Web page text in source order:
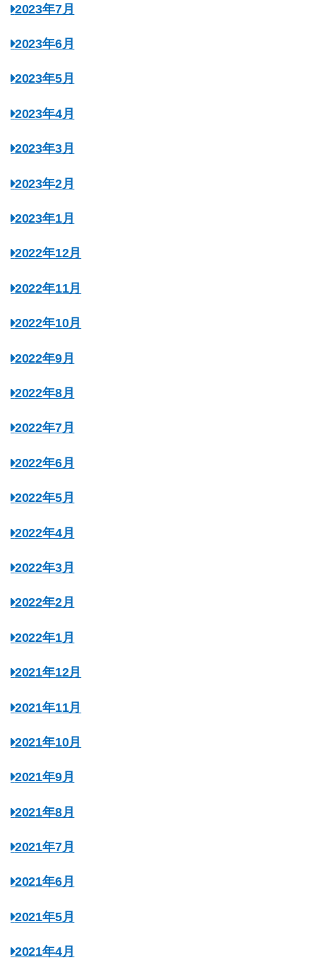
2023年7月
2023年6月
2023年5月
2023年4月
2023年3月
2023年2月
2023年1月
2022年12月
2022年11月
2022年10月
2022年9月
2022年8月
2022年7月
2022年6月
2022年5月
2022年4月
2022年3月
2022年2月
2022年1月
2021年12月
2021年11月
2021年10月
2021年9月
2021年8月
2021年7月
2021年6月
2021年5月
2021年4月